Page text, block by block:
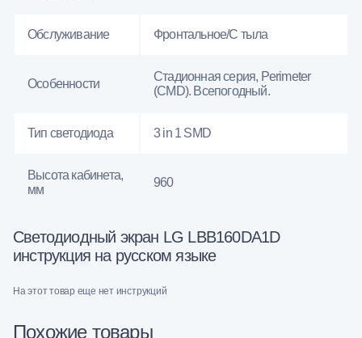
Обслуживание Фронтальное/С тыла
Особенности
Стадионная серия, Perimeter
(CMD). Всепогодный.
Тип светодиода 3 in 1 SMD
Высота кабинета,
мм
960
Светодиодный экран LG LBB160DA1D
инструкция на русском языке
На этот товар еще нет инструкций
Похожие товары